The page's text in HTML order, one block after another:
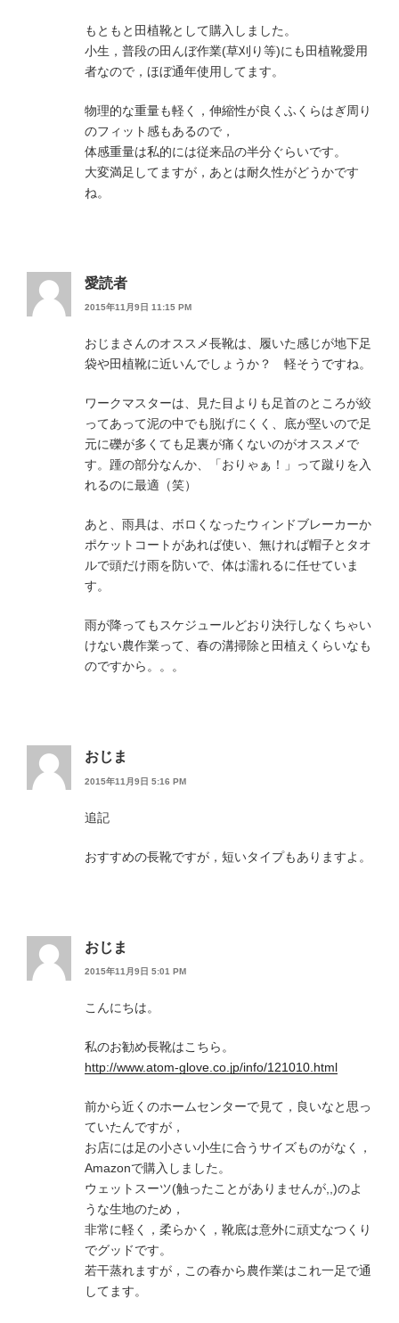
もともと田植靴として購入しました。
小生，普段の田んぼ作業(草刈り等)にも田植靴愛用
者なので，ほぼ通年使用してます。
物理的な重量も軽く，伸縮性が良くふくらはぎ周り
のフィット感もあるので，
体感重量は私的には従来品の半分ぐらいです。
大変満足してますが，あとは耐久性がどうかです
ね。
愛読者
2015年11月9日 11:15 PM
おじまさんのオススメ長靴は、履いた感じが地下足
袋や田植靴に近いんでしょうか？ 軽そうですね。
ワークマスターは、見た目よりも足首のところが絞
ってあって泥の中でも脱げにくく、底が堅いので足
元に礫が多くても足裏が痛くないのがオススメで
す。踵の部分なんか、「おりゃぁ！」って蹴りを入
れるのに最適（笑）
あと、雨具は、ボロくなったウィンドブレーカーか
ポケットコートがあれば使い、無ければ帽子とタオ
ルで頭だけ雨を防いで、体は濡れるに任せていま
す。
雨が降ってもスケジュールどおり決行しなくちゃい
けない農作業って、春の溝掃除と田植えくらいなも
のですから。。。
おじま
2015年11月9日 5:16 PM
追記
おすすめの長靴ですが，短いタイプもありますよ。
おじま
2015年11月9日 5:01 PM
こんにちは。
私のお勧め長靴はこちら。
http://www.atom-glove.co.jp/info/121010.html
前から近くのホームセンターで見て，良いなと思っ
ていたんですが，
お店には足の小さい小生に合うサイズものがなく，
Amazonで購入しました。
ウェットスーツ(触ったことがありませんが,,)のよ
うな生地のため，
非常に軽く，柔らかく，靴底は意外に頑丈なつくり
でグッドです。
若干蒸れますが，この春から農作業はこれ一足で通
してます。